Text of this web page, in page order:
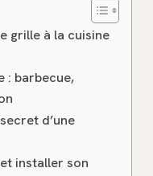
grille à la cuisine
: barbecue,
d’une
installer son